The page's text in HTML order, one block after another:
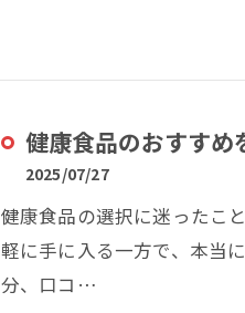
健康食品のおすすめ
2025/07/27
健康食品の選択に迷ったこ
軽に手に入る一方で、本当
分、口コ…